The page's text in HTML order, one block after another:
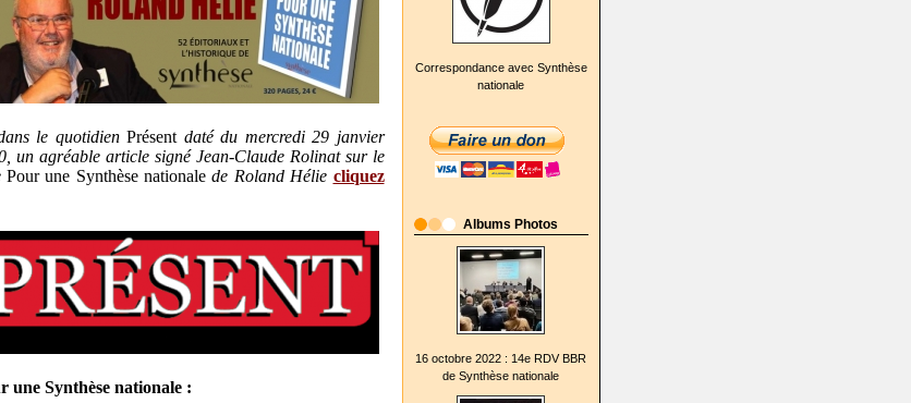
Correspondance avec Synthèse
nationale
Albums Photos
16 octobre 2022 : 14e RDV BBR
de Synthèse nationale
le quotidienPrésent daté du mercredi 29 janvier
un agréable article signé Jean-Claude Rolinat sur le
Pour une Synthèse nationale de Roland Hélie cliquez
une Synthèse nationale :